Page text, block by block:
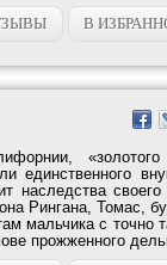
В
единственного
наследства своего
Рингана, Томас,
мальчика с точно
прожженного